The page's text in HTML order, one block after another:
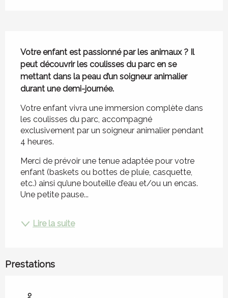
Votre enfant est passionné par les animaux ? Il
peut découvrir les coulisses du parc en se
mettant dans la peau d’un soigneur animalier
durant une demi-journée.
Votre enfant vivra une immersion complète dans
les coulisses du parc, accompagné
exclusivement par un soigneur animalier pendant
4 heures.
Merci de prévoir une tenue adaptée pour votre
enfant (baskets ou bottes de pluie, casquette,
etc.) ainsi qu’une bouteille d’eau et/ou un encas.
Une petite pause...
Lire la suite
Prestations